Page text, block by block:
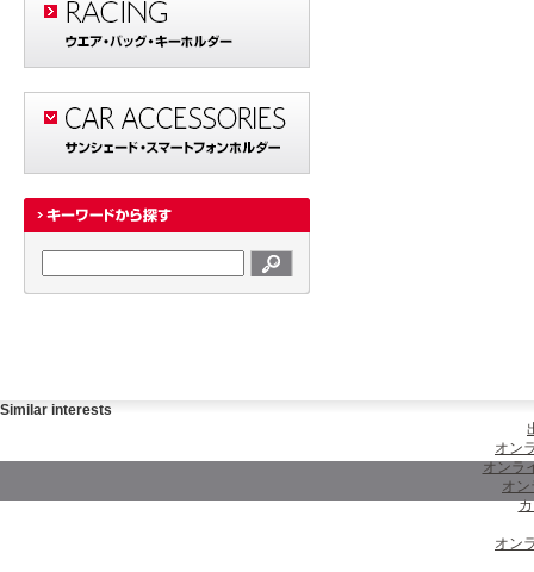
Similar interests
オン
オンラ
オ
オン